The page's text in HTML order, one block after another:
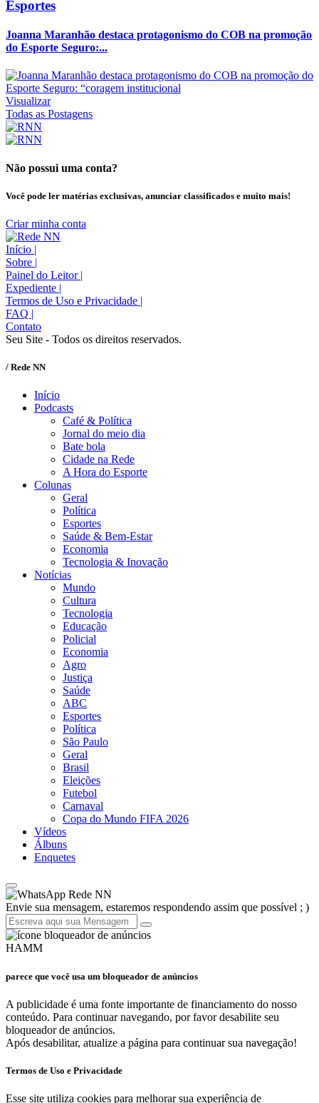
Esportes
Joanna Maranhão destaca protagonismo do COB na promoção
do Esporte Seguro:...
Visualizar
Todas as Postagens
Não possui uma conta?
Você pode ler matérias exclusivas, anunciar classificados e muito mais!
Criar minha conta
Início |
Sobre |
Painel do Leitor |
Expediente |
Termos de Uso e Privacidade |
FAQ |
Contato
Seu Site - Todos os direitos reservados.
/ Rede NN
Início
Podcasts
Café & Política
Jornal do meio dia
Bate bola
Cidade na Rede
A Hora do Esporte
Colunas
Geral
Política
Esportes
Saúde & Bem-Estar
Economia
Tecnologia & Inovação
Notícias
Mundo
Cultura
Tecnologia
Educação
Policial
Economia
Agro
Justiça
Saúde
ABC
Esportes
Política
São Paulo
Geral
Brasil
Eleições
Futebol
Carnaval
Copa do Mundo FIFA 2026
Vídeos
Álbuns
Enquetes
Rede NN
Envie sua mensagem, estaremos respondendo assim que possível ; )
HAMM
parece que você usa um bloqueador de anúncios
A publicidade é uma fonte importante de financiamento do nosso
conteúdo. Para continuar navegando, por favor desabilite seu
bloqueador de anúncios.
Após desabilitar, atualize a página para continuar sua navegação!
Termos de Uso e Privacidade
Esse site utiliza cookies para melhorar sua experiência de